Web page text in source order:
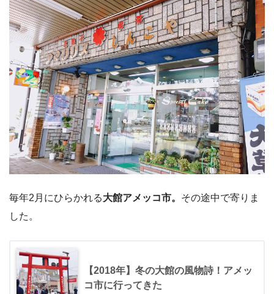
毎年2月にひらかれる大館アメッコ市。 その途中で寄りま
した。
【2018年】冬の大館の風物詩！アメッ
コ市に行ってきた